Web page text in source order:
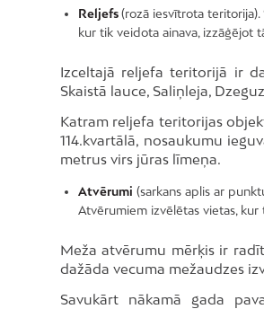
Reljefs(rozā iesvītrota
kur tik veidota ainava, izzāģējot
Izceltajā reljefa teritorijā ir
Skaistā lauce, Saliņleja,
Katram reljefa teritorijas
114.kvartālā, nosaukumu
metrus virs jūras līmeņa.
Atvērumi (sarkans aplis ar
Atvērumiem izvēlētas vietas,
Meža atvērumu mērķis ir
dažāda vecuma mežaudzes
Savukārt nākamā gada